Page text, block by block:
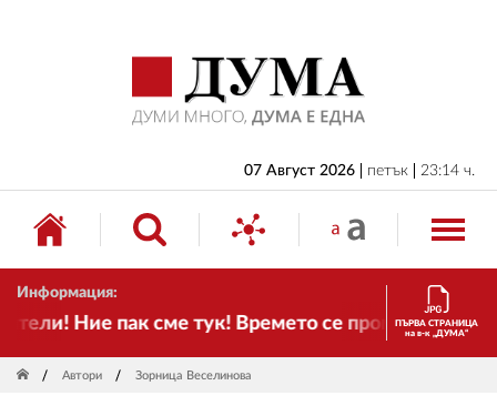
07 Август 2026 петък 23:14 ч.
Информация:
Ние пак сме тук! Времето се променя иПЪРВА СТРАНИЦА
на в-к „ДУМА“
Автори Зорница Веселинова
БЪЛГАРИЯ
ИКОНОМИКА
ИЗБОРИ
СВЯТ